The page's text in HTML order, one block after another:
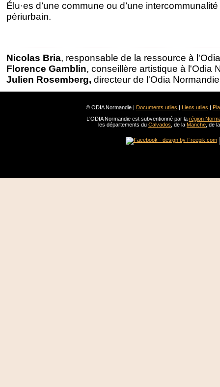
Élu·es d’une commune ou d’une
périurbain.
Nicolas Bria, responsable de la ressource à
Florence Gamblin, conseillère artistique à l'Odia
Julien Rosemberg, directeur de l'Odia Normandie
© ODIA Normandie | Documents utiles | Liens utiles |
L'ODIA Normandie est subventionné par la région
les départements du Calvados , de la Manche , de